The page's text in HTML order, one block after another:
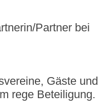
Partner bei
Gäste und
rege Beteiligung.